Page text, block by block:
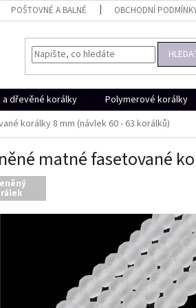
POŠTOVNÉ A BALNÉ OBCHODNÍ
dřevěné korálky Polymerové korálky
korálky 8 mm (návlek 60 - 63 korálků)
matné fasetované